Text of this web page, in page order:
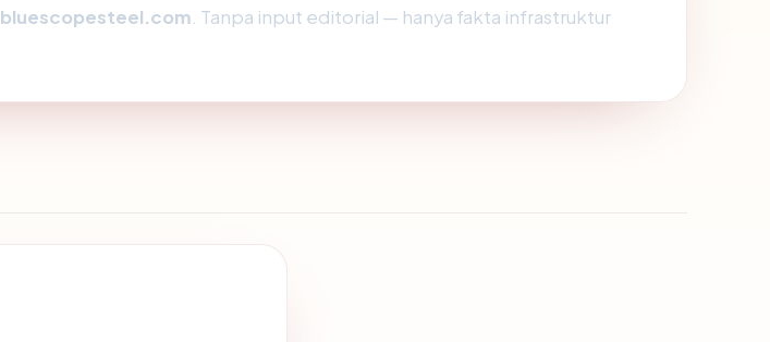
bluescopesteel.com . Tanpa input editorial — hanya fakta infrastruktur